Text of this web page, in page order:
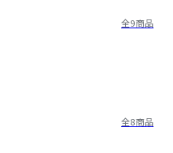
全9商品
全8商品